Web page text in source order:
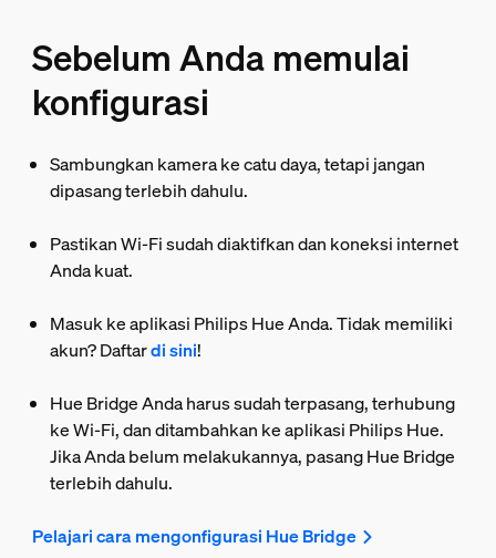
Sebelum Anda memulai
konfigurasi
Sambungkan kamera ke catu daya, tetapi jangan
dipasang terlebih dahulu.
Pastikan Wi-Fi sudah diaktifkan dan koneksi internet
Anda kuat.
Masuk ke aplikasi Philips Hue Anda. Tidak memiliki
akun? Daftardi sini!
Hue Bridge Anda harus sudah terpasang, terhubung
ke Wi-Fi, dan ditambahkan ke aplikasi Philips Hue.
Jika Anda belum melakukannya, pasang Hue Bridge
terlebih dahulu.
Pelajari cara mengonfigurasi Hue Bridge